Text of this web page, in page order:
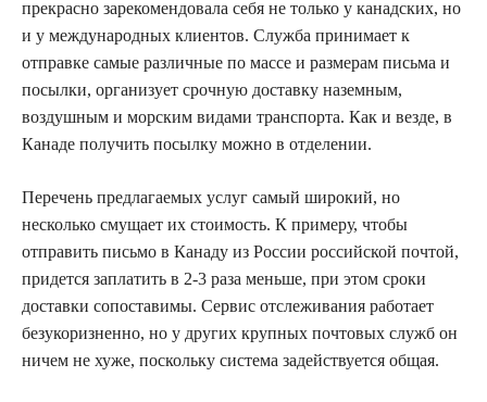
прекрасно зарекомендовала себя не только у канадских, но
и у международных клиентов. Служба принимает к
отправке самые различные по массе и размерам письма и
посылки, организует срочную доставку наземным,
воздушным и морским видами транспорта. Как и везде, в
Канаде получить посылку можно в отделении.
Перечень предлагаемых услуг самый широкий, но
несколько смущает их стоимость. К примеру, чтобы
отправить письмо в Канаду из России российской почтой,
придется заплатить в 2-3 раза меньше, при этом сроки
доставки сопоставимы. Сервис отслеживания работает
безукоризненно, но у других крупных почтовых служб он
ничем не хуже, поскольку система задействуется общая.